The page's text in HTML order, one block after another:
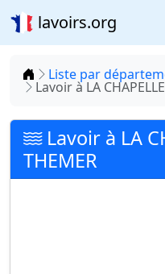
lavoirs.org
Accueil
Liste par
Lavoir à LA
Lavoir à LA
THEMER